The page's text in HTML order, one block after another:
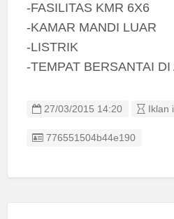
-FASILITAS KMR 6X6
-KAMAR MANDI LUAR
-LISTRIK
-TEMPAT BERSANTAI
27/03/2015 14:20 Iklan
Listing ID
776551504b44e190